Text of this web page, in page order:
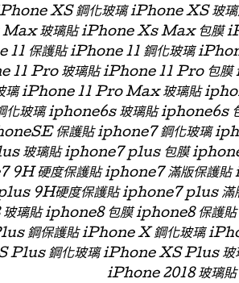
XS 鋼化玻璃 iPhone XS 玻
玻璃貼 iPhone Xs Max 包膜
11 保護貼 iPhone 11 鋼化玻璃
11 Pro 玻璃貼 iPhone 11 Pro 包
璃 iPhone 11 Pro Max 玻璃貼
玻璃 iphone6s 玻璃貼 iphone6s
保護貼 iphone7 鋼化玻璃
玻璃貼 iphone7 plus 包膜
9H 硬度保護貼 iphone7 滿版保護貼
9H硬度保護貼 iphone7 plus 滿
璃貼 iphone8 包膜 iphone8 保護
鋼保護貼 iPhone X 鋼化玻璃
Plus 鋼化玻璃 iPhone XS Plus 玻
iPhone 2018 玻璃